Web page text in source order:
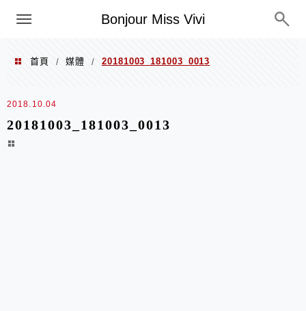
Bonjour Miss Vivi
選單
首頁 / 媒體 / 20181003_181003_0013
2018.10.04
20181003_181003_0013